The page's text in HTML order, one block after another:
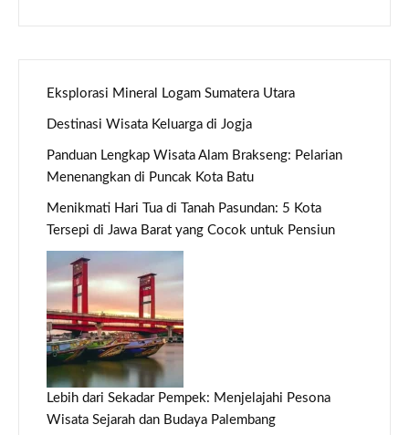
Eksplorasi Mineral Logam Sumatera Utara
Destinasi Wisata Keluarga di Jogja
Panduan Lengkap Wisata Alam Brakseng: Pelarian
Menenangkan di Puncak Kota Batu
Menikmati Hari Tua di Tanah Pasundan: 5 Kota
Tersepi di Jawa Barat yang Cocok untuk Pensiun
Lebih dari Sekadar Pempek: Menjelajahi Pesona
Wisata Sejarah dan Budaya Palembang